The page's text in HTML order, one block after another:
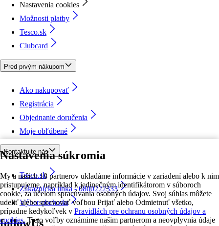
Nastavenia súkromia
My a našich 18 partnerov ukladáme informácie v zariadení alebo k nim
pristupujeme, napríklad k jedinečným identifikátorom v súboroch
cookie, za účelom spracúvania osobných údajov. Svoj súhlas môžete
udeliť alebo spravovať voľbou Prijať alebo Odmietnuť všetko,
prípadne kedykoľvek v Pravidlách pre ochranu osobných údajov a
cookies. Tieto voľby oznámime našim partnerom a neovplyvnia údaje
Nastavenia cookies
Možnosti platby
Tesco.sk
Clubcard
Pred prvým nákupom
Ako nakupovať
Registrácia
Objednanie doručenia
Moje obľúbené
Kontaktujte nás
Tesco.sk
Zákaznícka linka - 0800222333
Výber obchodu
followUs